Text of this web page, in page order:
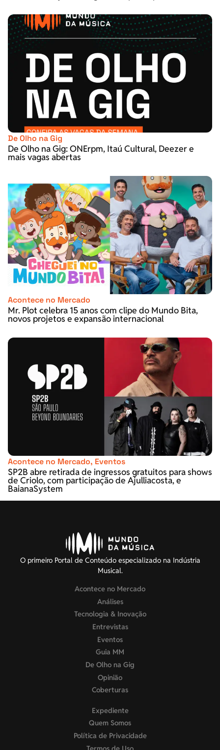
De Olho na Gig
De Olho na Gig: ONErpm, Itaú Cultural, Deezer e
mais vagas abertas
Acontece no Mercado
Mr. Plot celebra 15 anos com clipe do Mundo Bita,
novos projetos e expansão internacional
Acontece no Mercado, Eventos
SP2B abre retirada de ingressos gratuitos para shows
de Criolo, com participação de Ajulliacosta, e
BaianaSystem
O primeiro Portal de Conteúdo especializado na Indústria
Musical.
Acontece no Mercado
Análises
Tecnologia & Inovação
Entrevistas
Eventos
Guia MM
De Olho na Gig
Opinião
Coberturas
Expediente
Quem Somos
Política de Privacidade